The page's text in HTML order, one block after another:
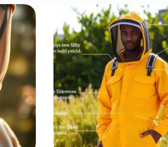
all’acquisto
e
consigli
per
principianti
e
esperti